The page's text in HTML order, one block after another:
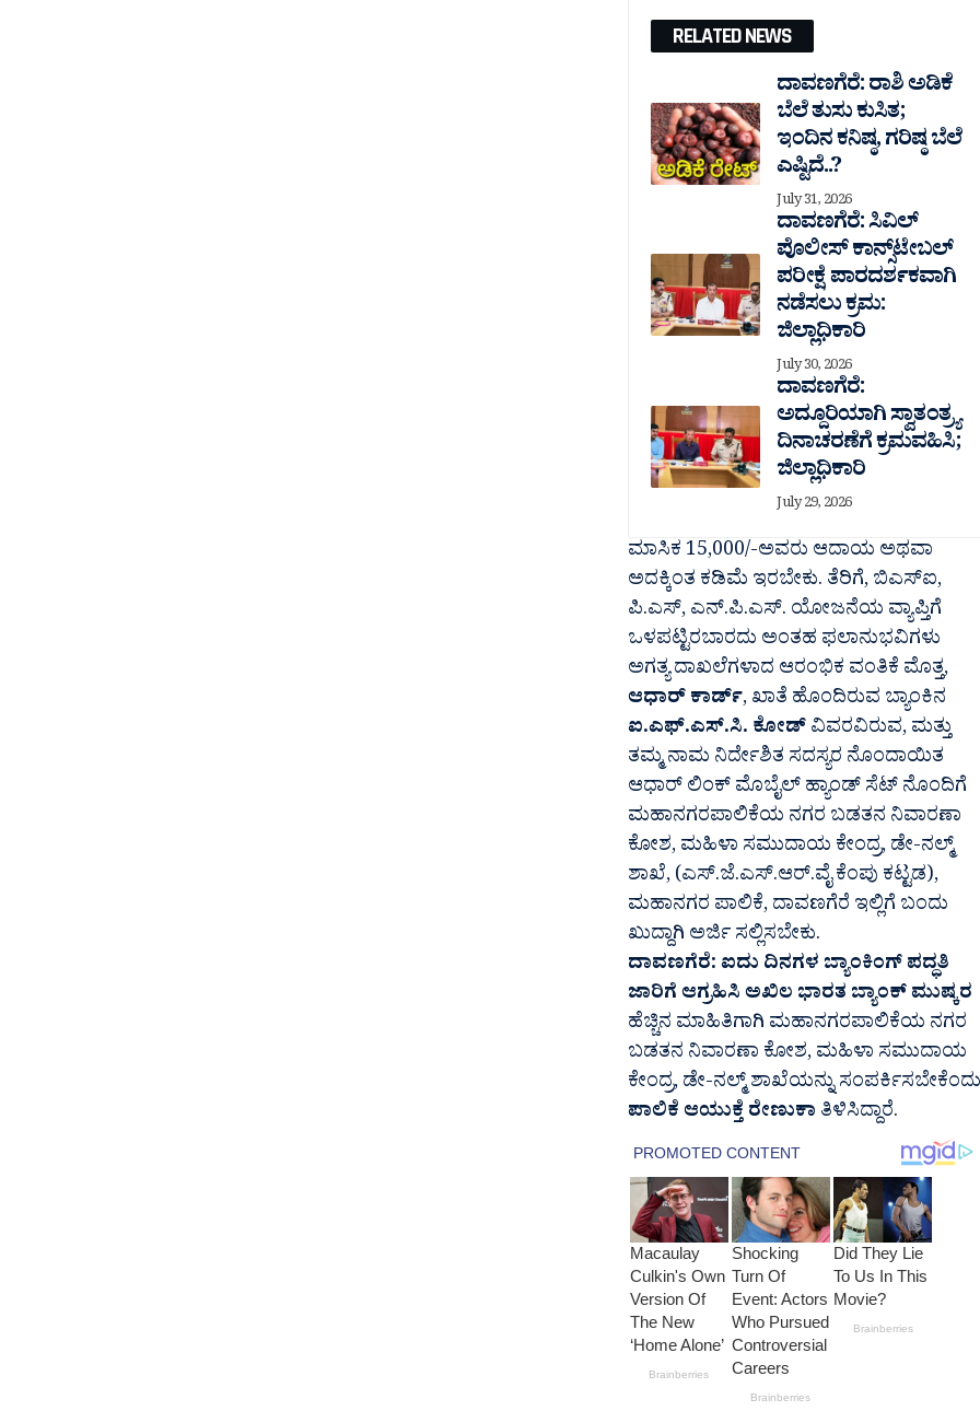
RELATED NEWS
ದಾವಣಗೆರೆ: ರಾಶಿ ಅಡಿಕೆ
ಬೆಲೆ ತುಸು‌ ಕುಸಿತ;
ಇಂದಿನ ಕನಿಷ್ಠ, ಗರಿಷ್ಠ ಬೆಲೆ
ಎಷ್ಟಿದೆ..?
July 31, 2026
ದಾವಣಗೆರೆ: ಸಿವಿಲ್
ಪೊಲೀಸ್ ಕಾನ್ಸ್‌ಟೇಬಲ್
ಪರೀಕ್ಷೆ ಪಾರದರ್ಶಕವಾಗಿ
ನಡೆಸಲು ಕ್ರಮ:
ಜಿಲ್ಲಾಧಿಕಾರಿ
July 30, 2026
ದಾವಣಗೆರೆ:
ಅದ್ದೂರಿಯಾಗಿ ಸ್ವಾತಂತ್ರ್ಯ
ದಿನಾಚರಣೆಗೆ ಕ್ರಮವಹಿಸಿ;
ಜಿಲ್ಲಾಧಿಕಾರಿ
July 29, 2026
ಮಾಸಿಕ 15,000/-ಅವರು ಆದಾಯ ಅಥವಾ
ಅದಕ್ಕಿಂತ ಕಡಿಮೆ ಇರಬೇಕು. ತೆರಿಗೆ, ಬಿಎಸ್‌ಐ,
ಪಿ.ಎಸ್, ಎನ್.ಪಿ.ಎಸ್. ಯೋಜನೆಯ ವ್ಯಾಪ್ತಿಗೆ
ಒಳಪಟ್ಟಿರಬಾರದು ಅಂತಹ ಫಲಾನುಭವಿಗಳು
ಅಗತ್ಯ ದಾಖಲೆಗಳಾದ ಆರಂಭಿಕ ವಂತಿಕೆ ಮೊತ್ತ,
ಆಧಾರ್ ಕಾರ್ಡ್, ಖಾತೆ ಹೊಂದಿರುವ ಬ್ಯಾಂಕಿನ
ಐ.ಎಫ್.ಎಸ್.ಸಿ. ಕೋಡ್ವಿವರವಿರುವ, ಮತ್ತು
ತಮ್ಮ ನಾಮ ನಿರ್ದೇಶಿತ ಸದಸ್ಯರ ನೊಂದಾಯಿತ
ಆಧಾರ್ ಲಿಂಕ್ ಮೊಬೈಲ್ ಹ್ಯಾಂಡ್ ಸೆಟ್ ನೊಂದಿಗೆ
ಮಹಾನಗರಪಾಲಿಕೆಯ ನಗರ ಬಡತನ ನಿವಾರಣಾ
ಕೋಶ, ಮಹಿಳಾ ಸಮುದಾಯ ಕೇಂದ್ರ, ಡೇ-ನಲ್ಮ್
ಶಾಖೆ, (ಎಸ್.ಜೆ.ಎಸ್.ಆರ್.ವೈ ಕೆಂಪು ಕಟ್ಟಡ),
ಮಹಾನಗರ ಪಾಲಿಕೆ, ದಾವಣಗೆರೆ ಇಲ್ಲಿಗೆ ಬಂದು
ಖುದ್ದಾಗಿ ಅರ್ಜಿ ಸಲ್ಲಿಸಬೇಕು.
ದಾವಣಗೆರೆ: ಐದು ದಿನಗಳ ಬ್ಯಾಂಕಿಂಗ್ ಪದ್ಧತಿ
ಜಾರಿಗೆ ಆಗ್ರಹಿಸಿ ಅಖಿಲ ಭಾರತ ಬ್ಯಾಂಕ್ ಮುಷ್ಕರ
ಹೆಚ್ಚಿನ ಮಾಹಿತಿಗಾಗಿ ಮಹಾನಗರಪಾಲಿಕೆಯ ನಗರ
ಬಡತನ ನಿವಾರಣಾ ಕೋಶ, ಮಹಿಳಾ ಸಮುದಾಯ
ಕೇಂದ್ರ, ಡೇ-ನಲ್ಮ್ ಶಾಖೆಯನ್ನು ಸಂಪರ್ಕಿಸಬೇಕೆಂದು
ಪಾಲಿಕೆ ಆಯುಕ್ತೆ ರೇಣುಕಾ ತಿಳಿಸಿದ್ದಾರೆ.